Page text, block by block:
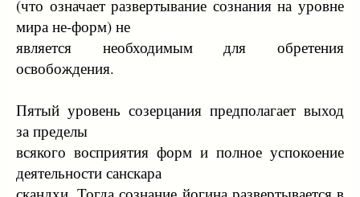
(что означает развертывание сознания на уровне
мира не-форм) не
является необходимым для обретения
освобождения.
Пятый уровень созерцания предполагает выход
за пределы
всякого восприятия форм и полное успокоение
деятельности санскара